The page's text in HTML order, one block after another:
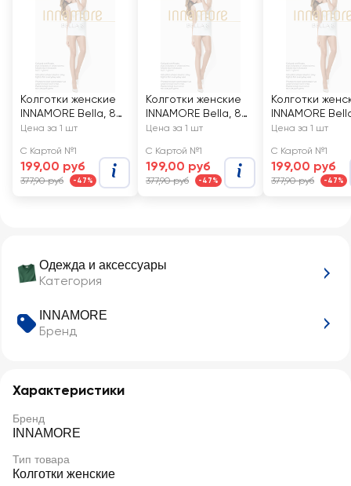
Одежда и аксессуары
Категория
INNAMORE
Бренд
Характеристики
Бренд
INNAMORE
Тип товара
Колготки женские
Колготки женские
INNAMORE Bella, 8
den diano 4
Цена за 1 шт
С Картой №1
199,00 руб
377,90 руб -47%
Колготки женские
INNAMORE Bella, 8
den diano 2
Цена за 1 шт
С Картой №1
199,00 руб
377,90 руб -47%
Колготки
INNAMORE
den nero 4
Цена за 1 шт
С Картой №1
199,00 руб
377,90 руб -47%